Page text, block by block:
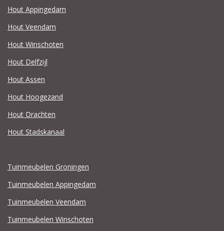
Hout Appingedam
Hout Veendam
Hout Winschoten
Hout Delfzijl
Hout Assen
Hout Hoogezand
Hout Drachten
Hout Stadskanaal
Tuinmeubelen Groningen
Tuinmeubelen Appingedam
Tuinmeubelen Veendam
Tuinmeubelen Winschoten